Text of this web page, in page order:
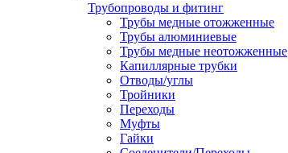
Трубопроводы и фитинг
Трубы медные отожженные
Трубы алюминиевые
Трубы медные неотожженные
Капиллярные трубки
Отводы/углы
Тройники
Переходы
Муфты
Гайки